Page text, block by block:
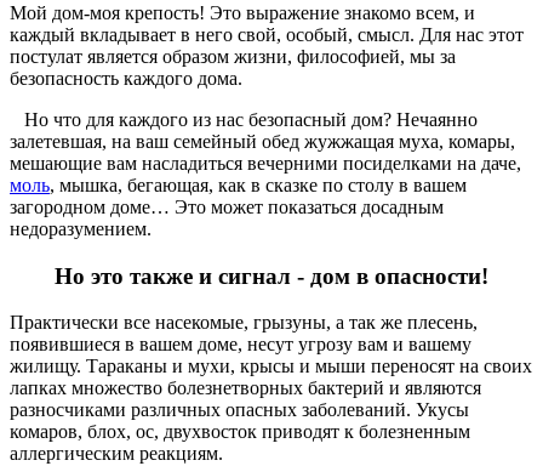
Мой дом-моя крепость! Это выражение знакомо всем, и
каждый вкладывает в него свой, особый, смысл. Для нас этот
постулат является образом жизни, философией, мы за
безопасность каждого дома.
Но что для каждого из нас безопасный дом? Нечаянно
залетевшая, на ваш семейный обед жужжащая муха, комары,
мешающие вам насладиться вечерними посиделками на даче,
моль, мышка, бегающая, как в сказке по столу в вашем
загородном доме… Это может показаться досадным
недоразумением.
Но это также и сигнал - дом в опасности!
Практически все насекомые, грызуны, а так же плесень,
появившиеся в вашем доме, несут угрозу вам и вашему
жилищу. Тараканы и мухи, крысы и мыши переносят на своих
лапках множество болезнетворных бактерий и являются
разносчиками различных опасных заболеваний. Укусы
комаров, блох, ос, двухвосток приводят к болезненным
аллергическим реакциям.